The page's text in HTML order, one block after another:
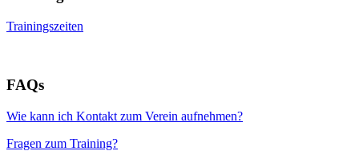
Trainingszeiten
FAQs
Wie kann ich Kontakt zum Verein aufnehmen?
Fragen zum Training?